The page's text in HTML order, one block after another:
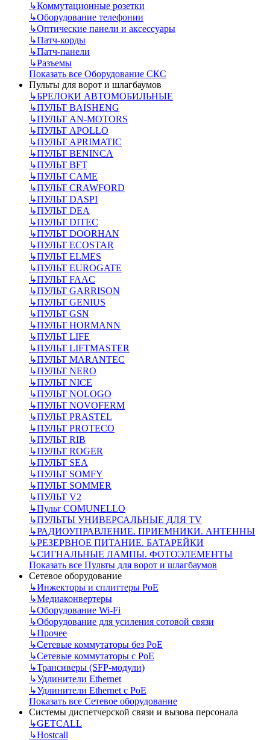
↳Коммутационные розетки
↳Оборудование телефонии
↳Оптические панели и аксессуары
↳Патч-корды
↳Патч-панели
↳Разъемы
Показать все Оборудование СКС
Пульты для ворот и шлагбаумов
↳БРЕЛОКИ АВТОМОБИЛЬНЫЕ
↳ПУЛЬТ BAISHENG
↳ПУЛЬТ AN-MOTORS
↳ПУЛЬТ APOLLO
↳ПУЛЬТ APRIMATIC
↳ПУЛЬТ BENINCA
↳ПУЛЬТ BFT
↳ПУЛЬТ CAME
↳ПУЛЬТ CRAWFORD
↳ПУЛЬТ DASPI
↳ПУЛЬТ DEA
↳ПУЛЬТ DITEC
↳ПУЛЬТ DOORHAN
↳ПУЛЬТ ECOSTAR
↳ПУЛЬТ ELMES
↳ПУЛЬТ EUROGATE
↳ПУЛЬТ FAAC
↳ПУЛЬТ GARRISON
↳ПУЛЬТ GENIUS
↳ПУЛЬТ GSN
↳ПУЛЬТ HORMANN
↳ПУЛЬТ LIFE
↳ПУЛЬТ LIFTMASTER
↳ПУЛЬТ MARANTEC
↳ПУЛЬТ NERO
↳ПУЛЬТ NICE
↳ПУЛЬТ NOLOGO
↳ПУЛЬТ NOVOFERM
↳ПУЛЬТ PRASTEL
↳ПУЛЬТ PROTECO
↳ПУЛЬТ RIB
↳ПУЛЬТ ROGER
↳ПУЛЬТ SEA
↳ПУЛЬТ SOMFY
↳ПУЛЬТ SOMMER
↳ПУЛЬТ V2
↳Пульт СOMUNELLO
↳ПУЛЬТЫ УНИВЕРСАЛЬНЫЕ ДЛЯ TV
↳РАДИОУПРАВЛЕНИЕ. ПРИЕМНИКИ. АНТЕННЫ
↳РЕЗЕРВНОЕ ПИТАНИЕ. БАТАРЕЙКИ
↳СИГНАЛЬНЫЕ ЛАМПЫ. ФОТОЭЛЕМЕНТЫ
Показать все Пульты для ворот и шлагбаумов
Сетевое оборудование
↳Инжекторы и сплиттеры РоЕ
↳Медиаконвертеры
↳Оборудование Wi-Fi
↳Оборудование для усиления сотовой связи
↳Прочее
↳Сетевые коммутаторы без РоЕ
↳Сетевые коммутаторы с РоЕ
↳Трансиверы (SFP-модули)
↳Удлинители Ethernet
↳Удлинители Ethernet с PoE
Показать все Сетевое оборудование
Системы диспетчерской связи и вызова персонала
↳GETCALL
↳Hostcall